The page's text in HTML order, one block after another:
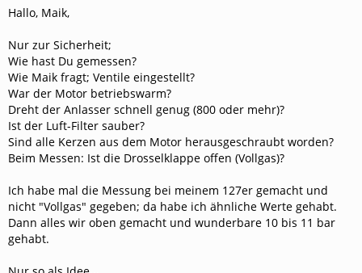
Hallo, Maik,
Nur zur Sicherheit;
Wie hast Du gemessen?
Wie Maik fragt; Ventile eingestellt?
War der Motor betriebswarm?
Dreht der Anlasser schnell genug (800 oder mehr)?
Ist der Luft-Filter sauber?
Sind alle Kerzen aus dem Motor herausgeschraubt worden?
Beim Messen: Ist die Drosselklappe offen (Vollgas)?
Ich habe mal die Messung bei meinem 127er gemacht und
nicht "Vollgas" gegeben; da habe ich ähnliche Werte gehabt.
Dann alles wir oben gemacht und wunderbare 10 bis 11 bar
gehabt.